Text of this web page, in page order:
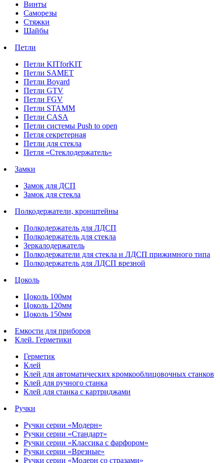
Винты
Саморезы
Стяжки
Шайбы
Петли
Петли KITforKIT
Петли SAMET
Петли Boyard
Петли GTV
Петли FGV
Петли STAMM
Петли CASA
Петли системы Push to open
Петля секретерная
Петли для стекла
Петля «Стеклодержатель»
Замки
Замок для ДСП
Замок для стекла
Полкодержатели, кронштейны
Полкодержатель для ЛДСП
Полкодержатель для стекла
Зеркалодержатель
Полкодержатели для стекла и ЛДСП прижимного типа
Полкодержатель для ЛДСП врезной
Цоколь
Цоколь 100мм
Цоколь 120мм
Цоколь 150мм
Емкости для приборов
Клей. Герметики
Герметик
Клей
Клей для автоматических кромкооблицовочных станков
Клей для ручного станка
Клей для станка с картриджами
Ручки
Ручки серии «Модерн»
Ручки серии «Стандарт»
Ручки серии «Классика с фарфором»
Ручки серии «Врезные»
Ручки серии «Модерн со стразами»